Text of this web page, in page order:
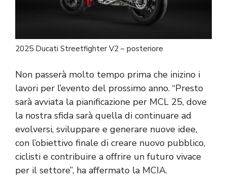
2025 Ducati Streetfighter V2 – posteriore
Non passerà molto tempo prima che inizino i
lavori per l’evento del prossimo anno. “Presto
sarà avviata la pianificazione per MCL 25, dove
la nostra sfida sarà quella di continuare ad
evolversi, sviluppare e generare nuove idee,
con l’obiettivo finale di creare nuovo pubblico,
ciclisti e contribuire a offrire un futuro vivace
per il settore”, ha affermato la MCIA.